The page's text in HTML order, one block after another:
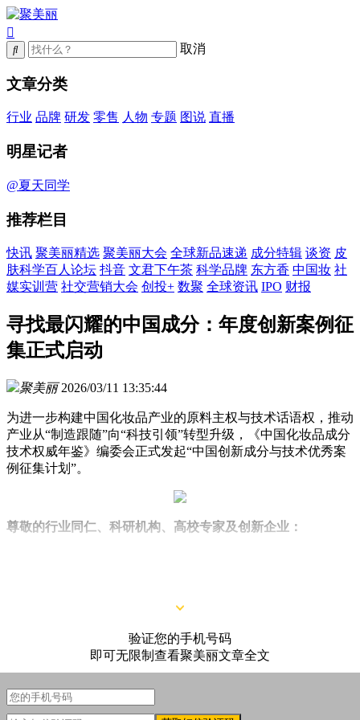
取消
文章分类
行业 品牌 研发 零售 人物 专题 图说 直播
明星记者
@夏天同学
推荐栏目
快讯 聚美丽精选 聚美丽大会 全球新品速递 成分特辑 谈资 皮
肤科学百人论坛 抖音 文君下午茶 科学品牌 东方香 中国妆 社
媒实训营 社交营销大会 创投+ 数聚 全球资讯 IPO 财报
寻找最闪耀的中国成分：年度创新案例征
集正式启动
聚美丽 2026/03/11 13:35:44
为进一步构建中国化妆品产业的原料主权与技术话语权，推动
产业从“制造跟随”向“科技引领”转型升级，《中国化妆品成分
技术权威年鉴》编委会正式发起“中国创新成分与技术优秀案
例征集计划”。
尊敬的行业同仁、科研机构、高校专家及创新企业：
验证您的手机号码
即可无限制查看聚美丽文章全文